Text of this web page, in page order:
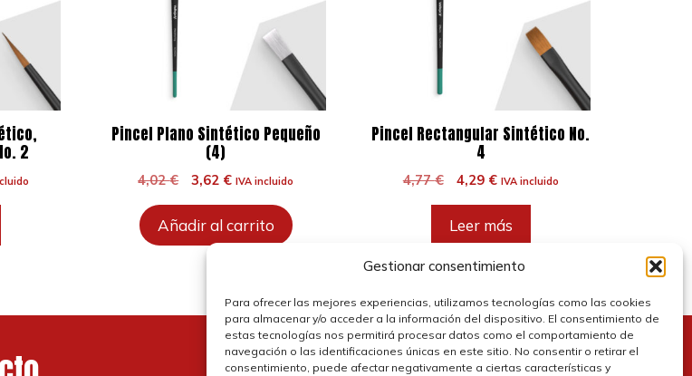
Gestionar consentimiento
Para ofrecer las mejores experiencias, utilizamos tecnologías como las cookies
para almacenar y/o acceder a la información del dispositivo. El consentimiento de
estas tecnologías nos permitirá procesar datos como el comportamiento de
navegación o las identificaciones únicas en este sitio. No consentir o retirar el
consentimiento, puede afectar negativamente a ciertas características y
2
Pincel Plano Sintético Pequeño
(4)
4,02€
El
original
era:
4,02 €.
3,62 €El
actual
es:
IVA incluido
Añadir al carrito
Pincel Rectangular Sintético No.
4
4,77€
El
original
era:
4,29 €El
actual
es:
IVA incluido
Leer más
Política de cookies